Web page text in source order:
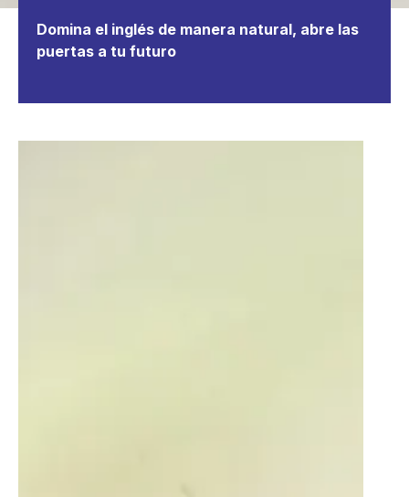
Domina el inglés de manera natural, abre las
puertas a tu futuro